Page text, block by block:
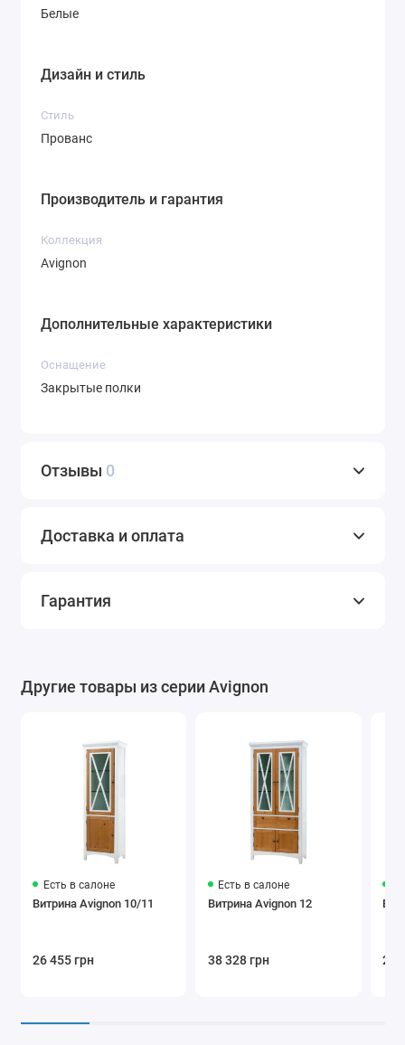
Белые
Дизайн и стиль
Стиль
Прованс
Производитель и гарантия
Коллекция
Avignon
Дополнительные характеристики
Оснащение
Закрытые полки
Отзывы 0
Доставка и оплата
Гарантия
Другие товары из серии Avignon
Есть в салоне
Витрина Avignon 10/11
26 455 грн
Есть в салоне
Витрина Avignon 12
38 328 грн 26